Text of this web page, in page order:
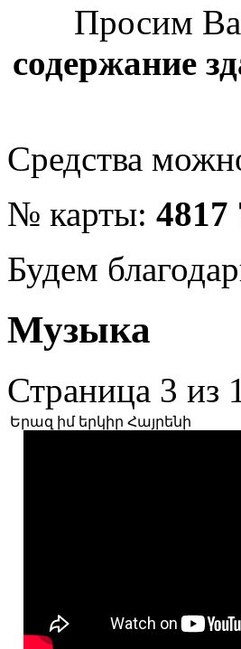
Просим
содержание
Средства
№ карты: 4817
Будем
Музыка
Страница 3 из
Երազ իմ երկիր Հայրենի